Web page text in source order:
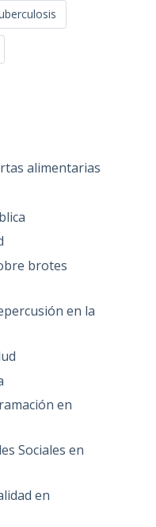
alimentarias
brotes
en la
en
Sociales en
en